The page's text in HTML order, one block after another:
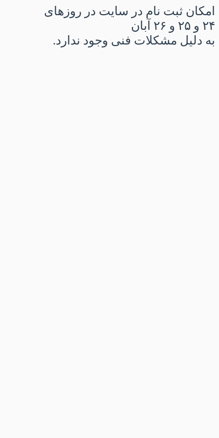
امکان ثبت نام در سایت در روزهای
۲۴ و ۲۵ و ۲۶ آبان
به دلیل مشکلات فنی وجود ندارد.